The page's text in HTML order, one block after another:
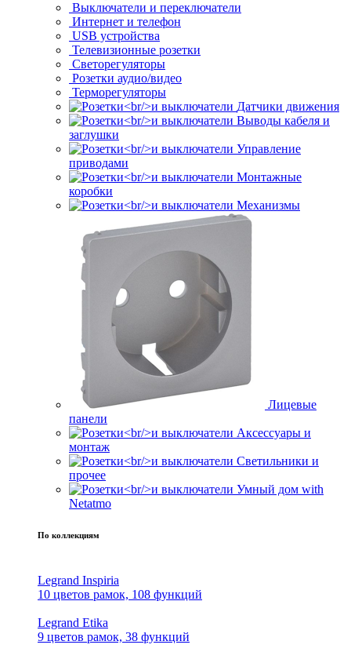
Выключатели и переключатели
Интернет и телефон
USB устройства
Телевизионные розетки
Светорегуляторы
Розетки аудио/видео
Терморегуляторы
Датчики движения
Выводы кабеля и
заглушки
Управление
приводами
Монтажные
коробки
Механизмы
Лицевые
панели
Аксессуары и
монтаж
Светильники и
прочее
Умный дом with
Netatmo
По коллекциям
Legrand Inspiria
10 цветов рамок, 108 функций
Legrand Etika
9 цветов рамок, 38 функций